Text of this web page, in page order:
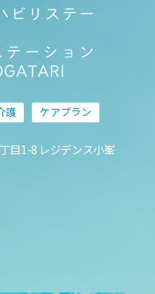
護 ケアプラン
目1-8 レジデンス小峯